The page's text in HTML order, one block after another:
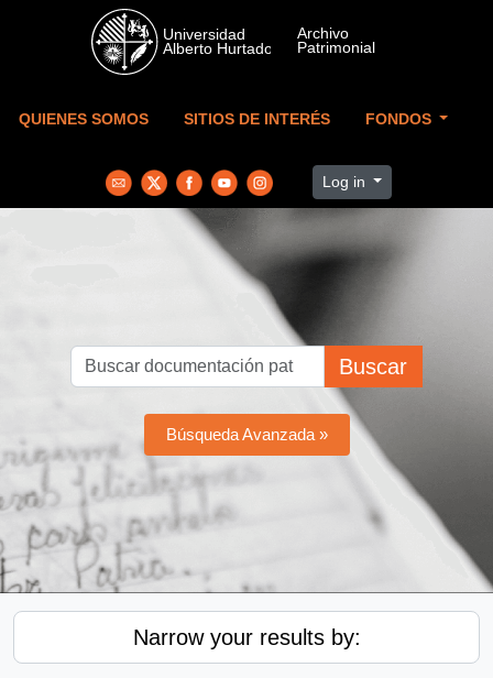
Skip to main content
QUIENES SOMOS SITIOS DE INTERÉS FONDOS
Log in
Buscar
Búsqueda Avanzada »
Narrow your results by: